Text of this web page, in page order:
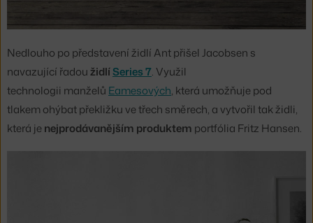
Nedlouho po představení židlí Ant přišel Jacobsen s
navazující řadoužidlíSeries 7. Využil
technologii manželů Eamesových, která umožňuje pod
tlakem ohýbat překližku ve třech směrech, a vytvořil tak židli,
která jenejprodávanějším produktem portfólia Fritz Hansen.